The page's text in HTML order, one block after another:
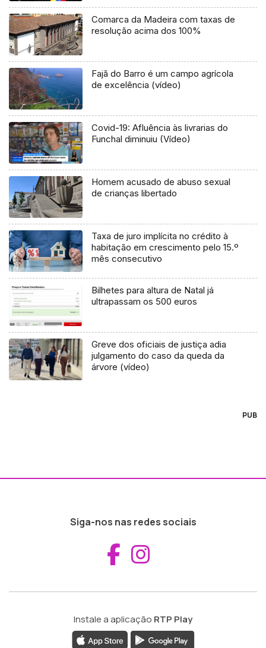
Comarca da Madeira com taxas de
resolução acima dos 100%
Fajã do Barro é um campo agrícola
de excelência (vídeo)
Covid-19: Afluência às livrarias do
Funchal diminuiu (Vídeo)
Homem acusado de abuso sexual
de crianças libertado
Taxa de juro implícita no crédito à
habitação em crescimento pelo 15.º
mês consecutivo
Bilhetes para altura de Natal já
ultrapassam os 500 euros
Greve dos oficiais de justiça adia
julgamento do caso da queda da
árvore (vídeo)
PUB
Siga-nos nas redes sociais
Aceder ao
Instale a aplicação RTP Play